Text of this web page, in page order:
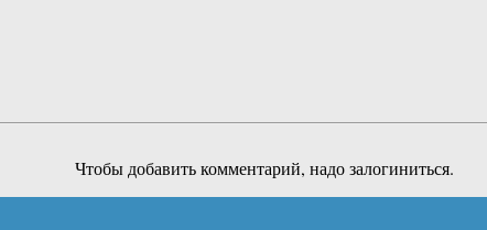
Чтобы добавить комментарий, надо залогиниться.